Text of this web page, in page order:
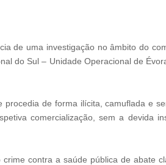
de uma investigação no âmbito do
do Sul – Unidade Operacional de
de forma ilícita, camuflada e
comercialização, sem a devida
contra a saúde pública de abate